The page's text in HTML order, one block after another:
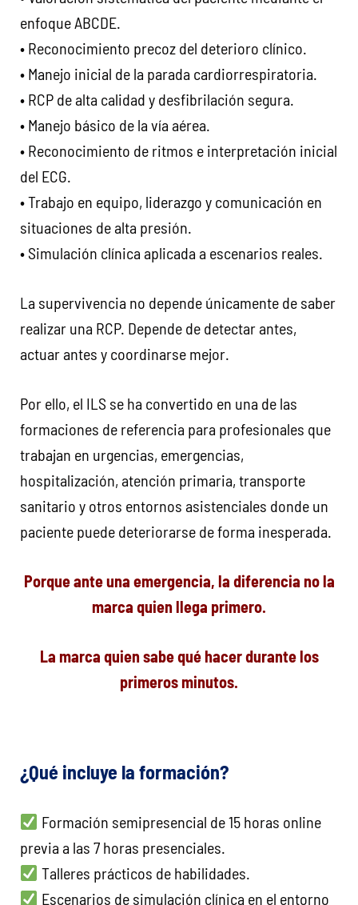
enfoque ABCDE.
• Reconocimiento precoz del deterioro clínico.
• Manejo inicial de la parada cardiorrespiratoria.
• RCP de alta calidad y desfibrilación segura.
• Manejo básico de la vía aérea.
• Reconocimiento de ritmos e interpretación inicial
del ECG.
• Trabajo en equipo, liderazgo y comunicación en
situaciones de alta presión.
• Simulación clínica aplicada a escenarios reales.
La supervivencia no depende únicamente de saber
realizar una RCP. Depende de detectar antes,
actuar antes y coordinarse mejor.
Por ello, el ILS se ha convertido en una de las
formaciones de referencia para profesionales que
trabajan en urgencias, emergencias,
hospitalización, atención primaria, transporte
sanitario y otros entornos asistenciales donde un
paciente puede deteriorarse de forma inesperada.
Porque ante una emergencia, la diferencia no la
marca quien llega primero.
La marca quien sabe qué hacer durante los
primeros minutos.
¿Qué incluye la formación?
Formación semipresencial de 15 horas online
previa a las 7 horas presenciales.
Talleres prácticos de habilidades.
Escenarios de simulación clínica en el entorno